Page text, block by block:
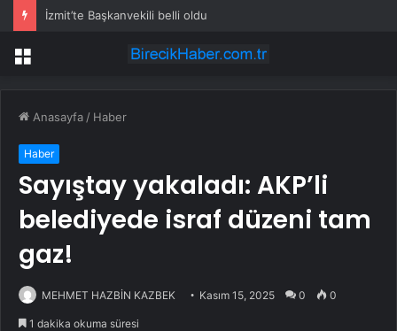
İzmit’te Başkanvekili belli oldu
Menü
Anasayfa / Haber
Haber
Sayıştay yakaladı: AKP’li
belediyede israf düzeni tam
gaz!
MEHMET HAZBİN KAZBEK Kasım 15, 2025 0 0
1 dakika okuma süresi